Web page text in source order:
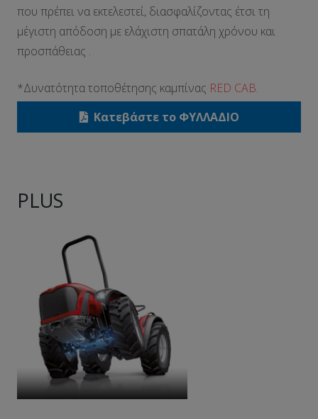
που πρέπει να εκτελεστεί, διασφαλίζοντας έτσι τη
μέγιστη απόδοση με ελάχιστη σπατάλη χρόνου και
προσπάθειας .
*Δυνατότητα τοποθέτησης καμπίνας RED CAB.
Κατεβάστε το ΦΥΛΛΑΔΙΟ
PLUS